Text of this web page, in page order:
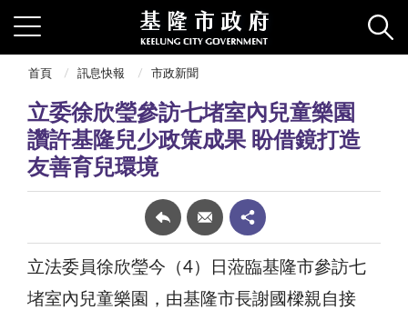
首頁 訊息快報 市政新聞
立委徐欣瑩參訪七堵室內兒童樂園
讚許基隆兒少政策成果 盼借鏡打造
友善育兒環境
立法委員徐欣瑩今（4）日蒞臨基隆市參訪七
堵室內兒童樂園，由基隆市長謝國樑親自接